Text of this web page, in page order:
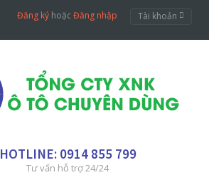
Đăng ký hoặcĐăng nhập Tài khoản
HOTLINE: 0914 855 799
Tư vấn hỗ trợ 24/24